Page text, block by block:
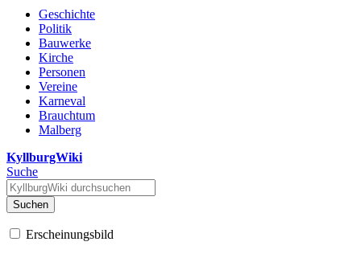
Geschichte
Politik
Bauwerke
Kirche
Personen
Vereine
Karneval
Brauchtum
Malberg
KyllburgWiki
Suche
Suchen
Erscheinungsbild